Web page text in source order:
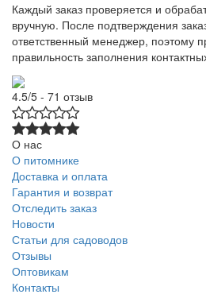
Каждый заказ проверяется и
вручную. После подтверждения
ответственный менеджер, поэтому
правильность заполнения
4.5/5 - 71 отзыв
О нас
О питомнике
Доставка и оплата
Гарантия и возврат
Отследить заказ
Новости
Статьи для садоводов
Отзывы
Оптовикам
Контакты